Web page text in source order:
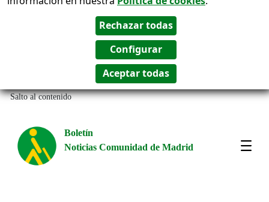
Salto al contenido
Boletín
Noticias Comunidad de Madrid